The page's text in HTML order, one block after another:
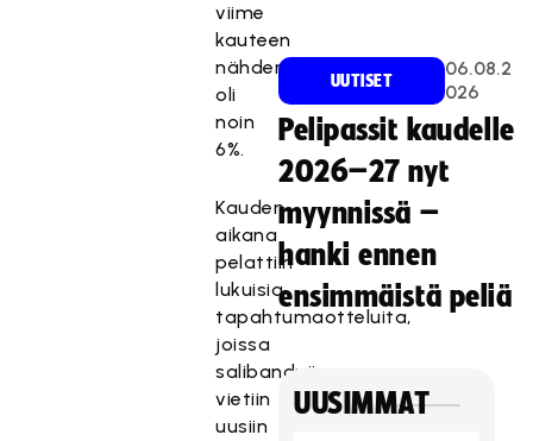
viime
kauteen
nähden
oli
noin
6%.
Kauden
aikana
pelattiin
lukuisia
tapahtumaotteluita,
joissa
salibandyä
vietiin
uusiin
UUTISET
06.08.2
026
Pelipassit kaudelle
2026–27 nyt
myynnissä –
hanki ennen
ensimmäistä peliä
UUSIMMAT